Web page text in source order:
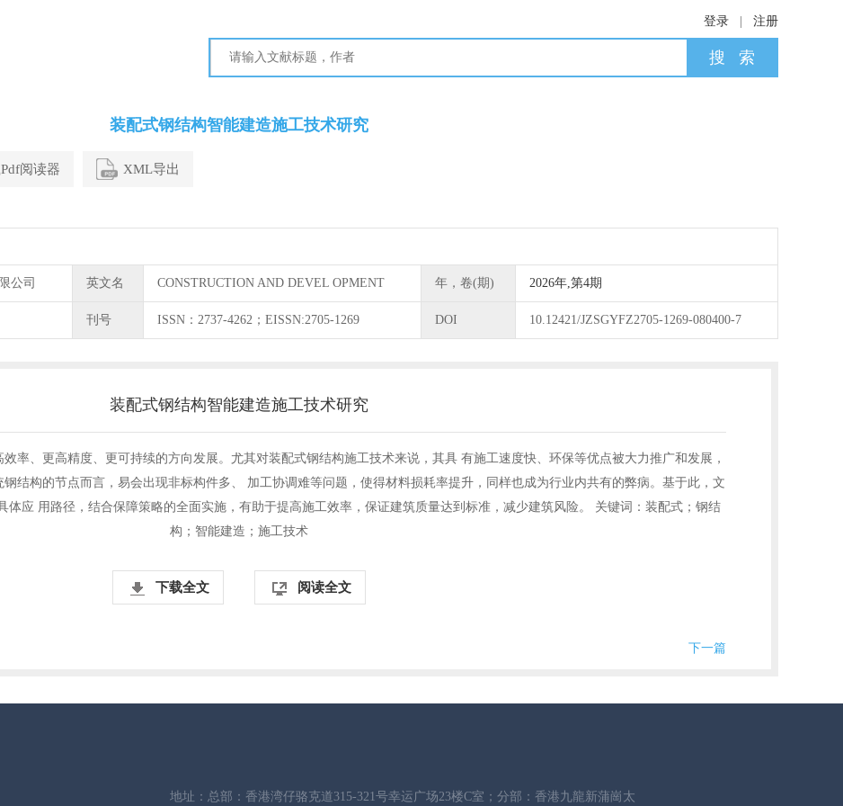
登录 注册
装配式钢结构智能建造施工技术研究
阅读器 XML导出
公司 英文名 CONSTRUCTION AND DEVEL OPMENT 年，卷(期) 2026年,第4期
刊号 ISSN：2737-4262；EISSN:2705-1269 DOI 10.12421/JZSGYFZ2705-1269-080400-7
装配式钢结构智能建造施工技术研究
率、更高精度、更可持续的方向发展。尤其对装配式钢结构施工技术来说，其具 有施工速度快、环保等优点被大力推广和发展，
结构的节点而言，易会出现非标构件多、 加工协调难等问题，使得材料损耗率提升，同样也成为行业内共有的弊病。基于此，文
体应 用路径，结合保障策略的全面实施，有助于提高施工效率，保证建筑质量达到标准，减少建筑风险。 关键词：装配式；钢结
构；智能建造；施工技术
下载全文 阅读全文
下一篇
地址：总部：香港湾仔骆克道315-321号幸运广场23楼C室；分部：香港九龍新蒲崗太